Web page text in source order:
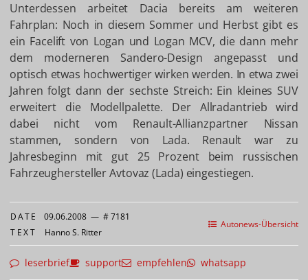
Unterdessen arbeitet Dacia bereits am weiteren
Fahrplan: Noch in diesem Sommer und Herbst gibt es
ein Facelift von Logan und Logan MCV, die dann mehr
dem moderneren Sandero-Design angepasst und
optisch etwas hochwertiger wirken werden. In etwa zwei
Jahren folgt dann der sechste Streich: Ein kleines SUV
erweitert die Modellpalette. Der Allradantrieb wird
dabei nicht vom Renault-Allianzpartner Nissan
stammen, sondern von Lada. Renault war zu
Jahresbeginn mit gut 25 Prozent beim russischen
Fahrzeughersteller Avtovaz (Lada) eingestiegen.
Autonews-Übersicht
DATE 09.06.2008 — # 7181
TEXT Hanno S. Ritter
leserbrief support empfehlen whatsapp